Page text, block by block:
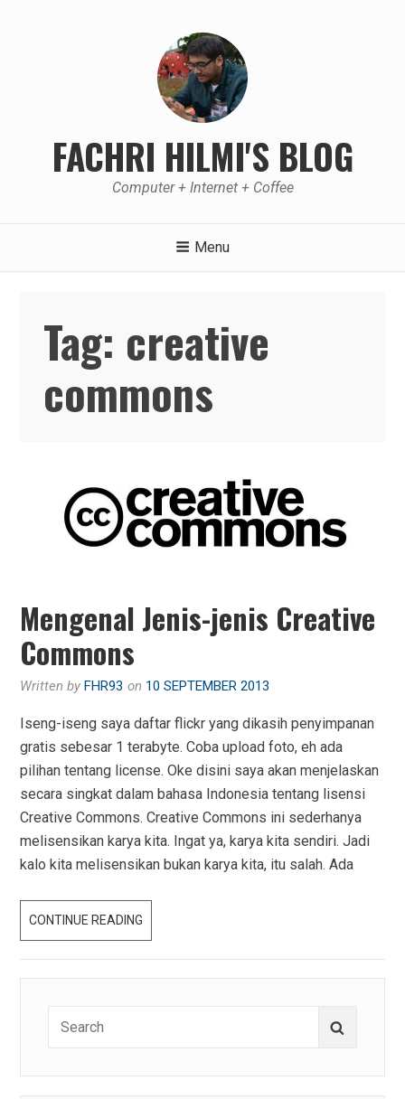
FACHRI HILMI'S BLOG
Computer + Internet + Coffee
Menu
Tag: creative
commons
Mengenal Jenis-jenis Creative
Commons
Written byFHR93 on 10 SEPTEMBER 2013
Iseng-iseng saya daftar flickr yang dikasih penyimpanan
gratis sebesar 1 terabyte. Coba upload foto, eh ada
pilihan tentang license. Oke disini saya akan menjelaskan
secara singkat dalam bahasa Indonesia tentang lisensi
Creative Commons. Creative Commons ini sederhanya
melisensikan karya kita. Ingat ya, karya kita sendiri. Jadi
kalo kita melisensikan bukan karya kita, itu salah. Ada
CONTINUE READING
JENIS-